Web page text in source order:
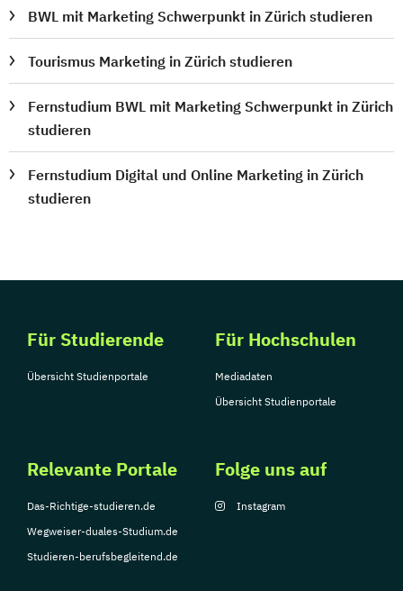
BWL mit Marketing Schwerpunkt in Zürich studieren
Tourismus Marketing in Zürich studieren
Fernstudium BWL mit Marketing Schwerpunkt in Zürich
studieren
Fernstudium Digital und Online Marketing in Zürich
studieren
Für Studierende
Übersicht Studienportale
Für Hochschulen
Mediadaten
Übersicht Studienportale
Relevante Portale
Das-Richtige-studieren.de
Wegweiser-duales-Studium.de
Studieren-berufsbegleitend.de
Folge uns auf
Instagram